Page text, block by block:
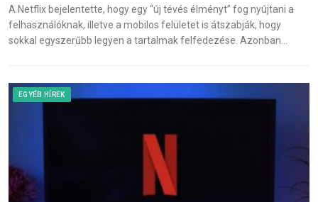
A Netflix bejelentette, hogy egy “új tévés élményt” fog nyújtani a
felhasználóknak, illetve a mobilos felületet is átszabják, hogy
sokkal egyszerűbb legyen a tartalmak felfedezése. Azonban…
EGYÉB HÍREK